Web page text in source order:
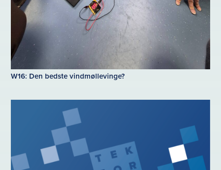
W16: Den bedste vindmøllevinge?